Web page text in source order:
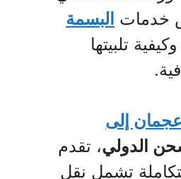
خدمات البسمة
تلبيتها
إلى
الدولي، تقدم
تشمل نقل